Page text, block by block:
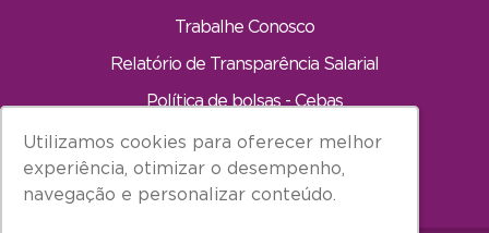
Utilizamos cookies para oferecer melhor
experiência, otimizar o desempenho,
navegação e personalizar conteúdo.
Utilizamos cookies para oferecer melhor
experiência, otimizar o desempenho,
navegação e personalizar conteúdo.
Trabalhe Conosco
Relatório de Transparência Salarial
Política de bolsas - Cebas
INÍCIO